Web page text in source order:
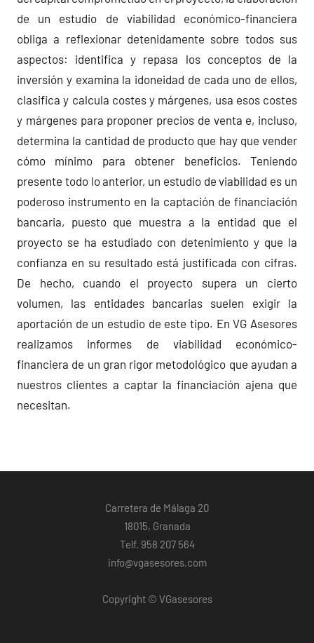
de un estudio de viabilidad económico-financiera
obliga a reflexionar detenidamente sobre todos sus
aspectos: identifica y repasa los conceptos de la
inversión y examina la idoneidad de cada uno de ellos,
clasifica y calcula costes y márgenes, usa esos costes
y márgenes para proponer precios de venta e, incluso,
determina la cantidad de producto que hay que vender
cómo mínimo para obtener beneficios. Teniendo
presente todo lo anterior, un estudio de viabilidad es un
poderoso instrumento en la captación de financiación
bancaria, puesto que muestra a la entidad que el
proyecto se ha estudiado con detenimiento y que la
confianza en su resultado está justificada con cifras.
De hecho, cuando el proyecto supera un cierto
volumen, las entidades bancarias suelen exigir la
aportación de un estudio de este tipo. En VG Asesores
realizamos informes de viabilidad económico-
financiera de un gran rigor metodológico que ayudan a
nuestros clientes a captar la financiación ajena que
necesitan.
Carretera de Málaga 20
18015, Granada
Telf. 958 207 564
info@vgasesores.com
Copyright © VGasesores